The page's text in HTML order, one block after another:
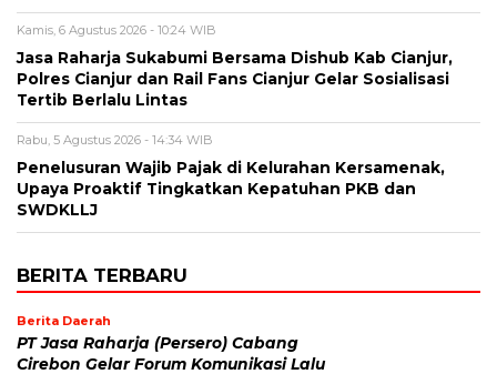
Kamis, 6 Agustus 2026 - 10:24 WIB
Jasa Raharja Sukabumi Bersama Dishub Kab Cianjur,
Polres Cianjur dan Rail Fans Cianjur Gelar Sosialisasi
Tertib Berlalu Lintas
Rabu, 5 Agustus 2026 - 14:34 WIB
Penelusuran Wajib Pajak di Kelurahan Kersamenak,
Upaya Proaktif Tingkatkan Kepatuhan PKB dan
SWDKLLJ
BERITA TERBARU
Berita Daerah
PT Jasa Raharja (Persero) Cabang
Cirebon Gelar Forum Komunikasi Lalu